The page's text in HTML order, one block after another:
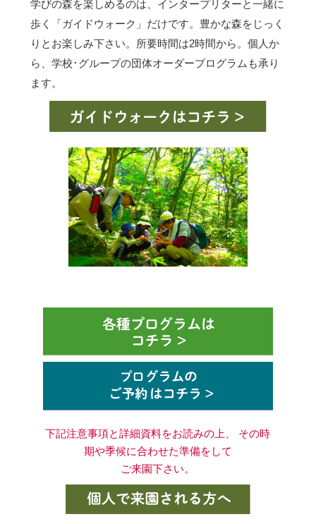
学びの森を楽しめるのは、インタープリターと一緒に
歩く「ガイドウォーク」だけです。豊かな森をじっく
りとお楽しみ下さい。所要時間は2時間から。個人か
ら、学校･グループの団体オーダープログラムも承り
ます。
下記注意事項と詳細資料をお読みの上、 その時
期や季候に合わせた準備をして
ご来園下さい。